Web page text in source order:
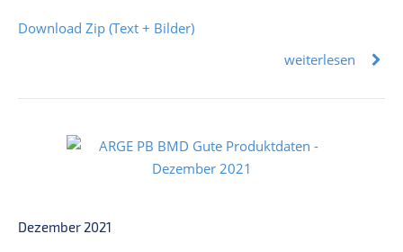
Download Zip (Text + Bilder)
weiterlesen
Dezember 2021